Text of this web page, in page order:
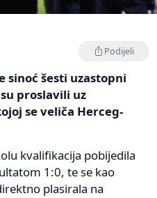
Podijeli
sinoć šesti uzastopni
proslavili uz
se veliča Herceg-
kvalifikacija pobijedila
1:0, te se kao
plasirala na